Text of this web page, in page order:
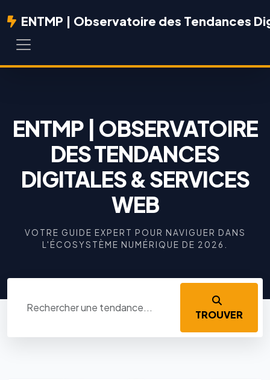
ENTMP | Observatoire des Tendances
ENTMP | OBSERVATOIRE
DES TENDANCES
DIGITALES & SERVICES
WEB
VOTRE GUIDE EXPERT POUR NAVIGUER DANS
L'ÉCOSYSTÈME NUMÉRIQUE DE 2026.
TROUVER